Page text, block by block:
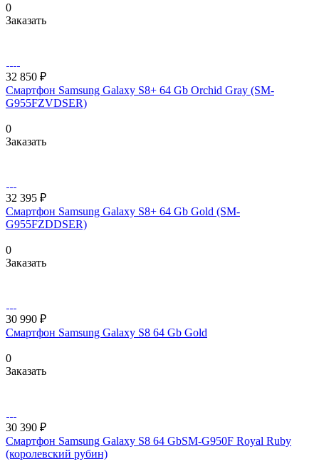
0
Заказать
32 850 ₽
Смартфон Samsung Galaxy S8+ 64 Gb Orchid Gray (SM-
G955FZVDSER)
0
Заказать
32 395 ₽
Смартфон Samsung Galaxy S8+ 64 Gb Gold (SM-
G955FZDDSER)
0
Заказать
30 990 ₽
Смартфон Samsung Galaxy S8 64 Gb Gold
0
Заказать
30 390 ₽
Смартфон Samsung Galaxy S8 64 GbSM-G950F Royal Ruby
(королевский рубин)